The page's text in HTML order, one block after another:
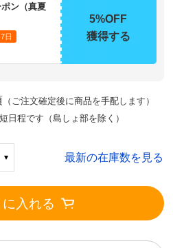
ン（真夏
日
5%OFF
獲得する
（ご注文確定後に商品を手配します）
日程です（島しょ部を除く）
最新の在庫数を見る
入れる